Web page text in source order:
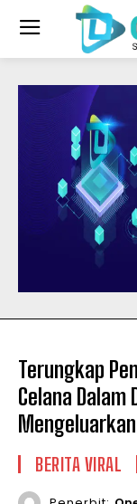
Terungkap
Celana
BERITA VIRAL